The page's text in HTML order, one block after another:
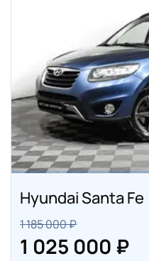
Hyundai Santa Fe
1 185 000 ₽
1 025 000 ₽